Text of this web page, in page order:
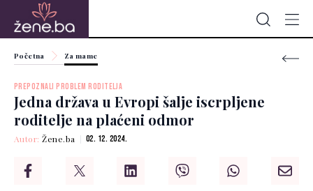
Početna Za mame
PREPOZNALI PROBLEM RODITELJA
Jedna država u Evropi šalje iscrpljene
roditelje na plaćeni odmor
Autor:Žene.ba 02. 12. 2024.